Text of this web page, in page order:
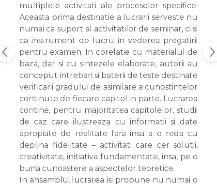
multiplele activitati ale proceselor specifice.
Aceasta prima destinatie a lucrarii serveste nu
numai ca suport al activitatilor de seminar, ci si
ca instrument de lucru in vederea pregatirii
pentru examen. In corelatie cu materialul de
baza, dar si cu sintezele elaborate, autorii au
conceput intrebari si baterii de teste destinate
verificarii gradului de asimilare a cunostintelor
continute de fiecare capitol in parte. Lucrarea
contine, pentru majoritatea capitolelor, studii
de caz care ilustreaza cu informatii si date
apropiate de realitate fara insa a o reda cu
deplina fidelitate – activitati care cer solutii,
creativitate, initiativa fundamentate, insa, pe o
buna cunoastere a aspectelor teoretice.
In ansamblu, lucrarea isi propune nu numai o